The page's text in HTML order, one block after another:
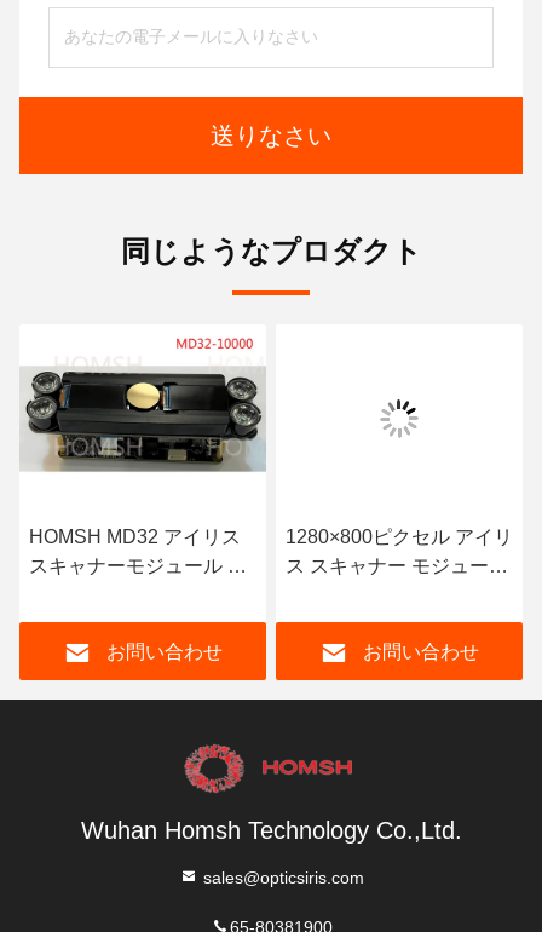
送りなさい
同じようなプロダクト
HOMSH MD32 アイリス
スキャナーモジュール ア
力消費
お問い合わせ
1280×800ピクセル アイリ
ス スキャナー モジュール
HWTM 統合登録
お問い合わせ
Wuhan Homsh Technology Co.,Ltd.
sales@opticsiris.com
65-80381900